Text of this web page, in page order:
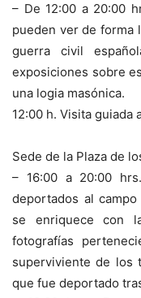
– De 12:00 a 20:00
pueden ver de forma
guerra civil
exposiciones sobre
una logia masónica.
12:00 h. Visita guiada
Sede de la Plaza de
– 16:00 a 20:00
deportados al
se enriquece con
fotografías
superviviente de los
que fue deportado